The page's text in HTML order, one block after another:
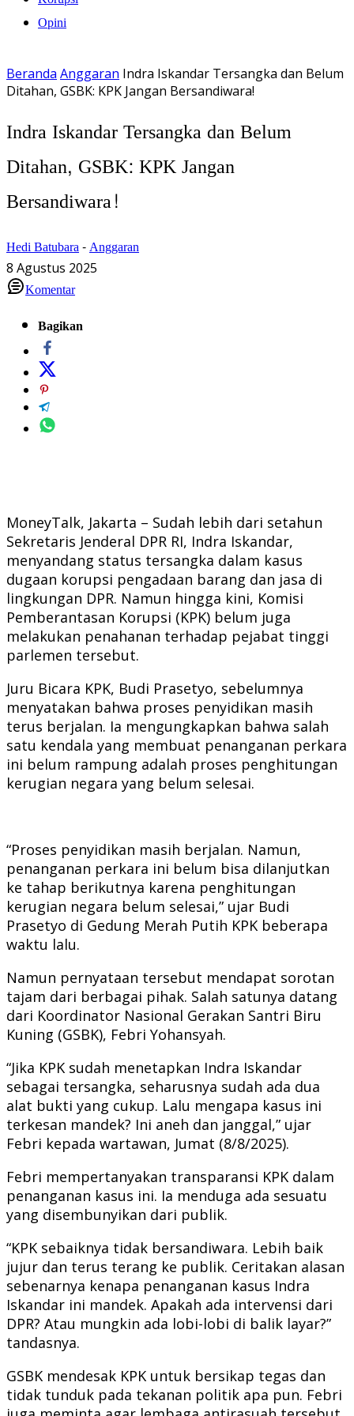
Opini
Beranda Anggaran Indra Iskandar Tersangka dan Belum
Ditahan, GSBK: KPK Jangan Bersandiwara!
Indra Iskandar Tersangka dan Belum
Ditahan, GSBK: KPK Jangan
Bersandiwara!
Hedi Batubara-Anggaran
8 Agustus 2025
Komentar
Bagikan
MoneyTalk, Jakarta – Sudah lebih dari setahun
Sekretaris Jenderal DPR RI, Indra Iskandar,
menyandang status tersangka dalam kasus
dugaan korupsi pengadaan barang dan jasa di
lingkungan DPR. Namun hingga kini, Komisi
Pemberantasan Korupsi (KPK) belum juga
melakukan penahanan terhadap pejabat tinggi
parlemen tersebut.
Juru Bicara KPK, Budi Prasetyo, sebelumnya
menyatakan bahwa proses penyidikan masih
terus berjalan. Ia mengungkapkan bahwa salah
satu kendala yang membuat penanganan perkara
ini belum rampung adalah proses penghitungan
kerugian negara yang belum selesai.
“Proses penyidikan masih berjalan. Namun,
penanganan perkara ini belum bisa dilanjutkan
ke tahap berikutnya karena penghitungan
kerugian negara belum selesai,” ujar Budi
Prasetyo di Gedung Merah Putih KPK beberapa
waktu lalu.
Namun pernyataan tersebut mendapat sorotan
tajam dari berbagai pihak. Salah satunya datang
dari Koordinator Nasional Gerakan Santri Biru
Kuning (GSBK), Febri Yohansyah.
“Jika KPK sudah menetapkan Indra Iskandar
sebagai tersangka, seharusnya sudah ada dua
alat bukti yang cukup. Lalu mengapa kasus ini
terkesan mandek? Ini aneh dan janggal,” ujar
Febri kepada wartawan, Jumat (8/8/2025).
Febri mempertanyakan transparansi KPK dalam
penanganan kasus ini. Ia menduga ada sesuatu
yang disembunyikan dari publik.
“KPK sebaiknya tidak bersandiwara. Lebih baik
jujur dan terus terang ke publik. Ceritakan alasan
sebenarnya kenapa penanganan kasus Indra
Iskandar ini mandek. Apakah ada intervensi dari
DPR? Atau mungkin ada lobi-lobi di balik layar?”
tandasnya.
GSBK mendesak KPK untuk bersikap tegas dan
tidak tunduk pada tekanan politik apa pun. Febri